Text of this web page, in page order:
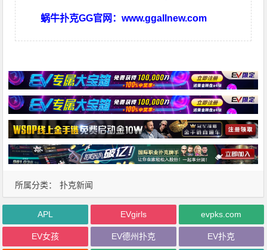
蜗牛扑克GG官网：www.ggallnew.com
所属分类： 扑克新闻
APL EVgirls evpks.com
EV女孩 EV德州扑克 EV扑克